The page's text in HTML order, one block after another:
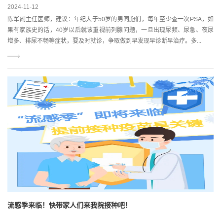
2024-11-12
陈军副主任医师，建议：年纪大于50岁的男同胞们，每年至少查一次PSA，如
果有家族史的话，40岁以后就该重视前列腺问题，一旦出现尿频、尿急、夜尿
增多、排尿不畅等症状，要及时就诊，争取做到早发现早诊断早治疗。多...
流感季来临！快带家人们来我院接种吧！